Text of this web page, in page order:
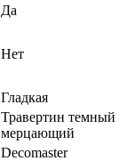
Да
Нет
Гладкая
Травертин темный
мерцающий
Decomaster